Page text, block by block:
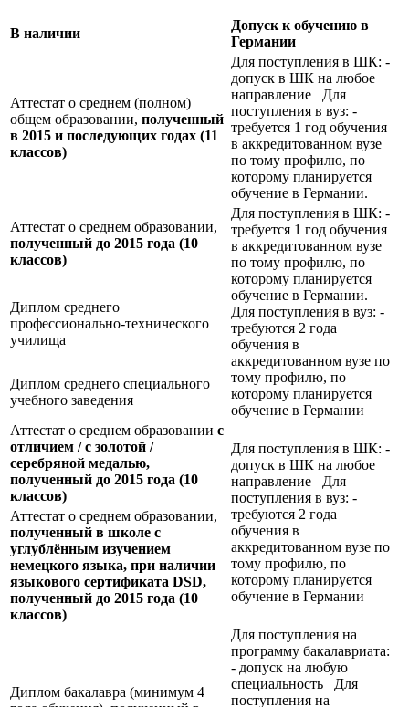
В наличии
Допуск к обучению в
Германии
Аттестат о среднем (полном)
общем образовании, полученный
в 2015 и последующих годах (11
классов)
Для поступления в ШК: -
допуск в ШК на любое
направление Для
поступления в вуз: -
требуется 1 год обучения
в аккредитованном вузе
по тому профилю, по
которому планируется
обучение в Германии.
Аттестат о среднем образовании,
полученный до 2015 года (10
классов)
Для поступления в ШК: -
требуется 1 год обучения
в аккредитованном вузе
по тому профилю, по
которому планируется
обучение в Германии.
Для поступления в вуз: -
требуются 2 года
обучения в
аккредитованном вузе по
тому профилю, по
которому планируется
обучение в Германии
Диплом среднего
профессионально-технического
училища
Диплом среднего специального
учебного заведения
Аттестат о среднем образовании с
отличием / с золотой /
серебряной медалью,
полученный до 2015 года (10
классов)
Для поступления в ШК: -
допуск в ШК на любое
направление Для
поступления в вуз: -
требуются 2 года
обучения в
аккредитованном вузе по
тому профилю, по
которому планируется
обучение в Германии
Аттестат о среднем образовании,
полученный в школе с
углублённым изучением
немецкого языка, при наличии
языкового сертификата DSD,
полученный до 2015 года (10
классов)
Диплом бакалавра (минимум 4
Для поступления на
программу бакалавриата:
- допуск на любую
специальность Для
поступления на